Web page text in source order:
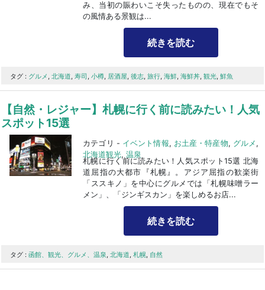
み、当初の賑わいこそ失ったものの、現在でもそ
の風情ある景観は...
続きを読む
タグ : グルメ , 北海道, 寿司 , 小樽, 居酒屋, 後志, 旅行, 海鮮, 海鮮丼, 観光, 鮮魚
【自然・レジャー】札幌に行く前に読みたい！人気
スポット15選
カテゴリ - イベント情報, お土産・特産物, グルメ ,
北海道観光,温泉
札幌に行く前に読みたい！人気スポット15選 北海
道屈指の大都市『札幌』。アジア屈指の歓楽街
「ススキノ」を中心にグルメでは「札幌味噌ラー
メン」、「ジンギスカン」を楽しめるお店...
続きを読む
タグ : 函館、観光、グルメ、温泉 北海道 札幌 自然